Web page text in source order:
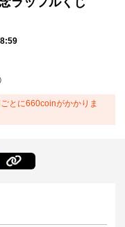
とに660coinがかかりま